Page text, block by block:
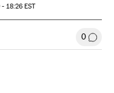
18:26EST
0